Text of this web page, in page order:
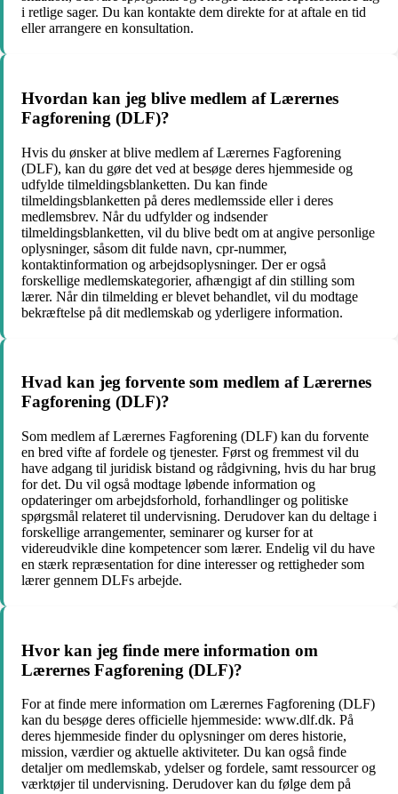
i retlige sager. Du kan kontakte dem direkte for at aftale en tid
eller arrangere en konsultation.
Hvordan kan jeg blive medlem af Lærernes
Fagforening (DLF)?
Hvis du ønsker at blive medlem af Lærernes Fagforening
(DLF), kan du gøre det ved at besøge deres hjemmeside og
udfylde tilmeldingsblanketten. Du kan finde
tilmeldingsblanketten på deres medlemsside eller i deres
medlemsbrev. Når du udfylder og indsender
tilmeldingsblanketten, vil du blive bedt om at angive personlige
oplysninger, såsom dit fulde navn, cpr-nummer,
kontaktinformation og arbejdsoplysninger. Der er også
forskellige medlemskategorier, afhængigt af din stilling som
lærer. Når din tilmelding er blevet behandlet, vil du modtage
bekræftelse på dit medlemskab og yderligere information.
Hvad kan jeg forvente som medlem af Lærernes
Fagforening (DLF)?
Som medlem af Lærernes Fagforening (DLF) kan du forvente
en bred vifte af fordele og tjenester. Først og fremmest vil du
have adgang til juridisk bistand og rådgivning, hvis du har brug
for det. Du vil også modtage løbende information og
opdateringer om arbejdsforhold, forhandlinger og politiske
spørgsmål relateret til undervisning. Derudover kan du deltage i
forskellige arrangementer, seminarer og kurser for at
videreudvikle dine kompetencer som lærer. Endelig vil du have
en stærk repræsentation for dine interesser og rettigheder som
lærer gennem DLFs arbejde.
Hvor kan jeg finde mere information om
Lærernes Fagforening (DLF)?
For at finde mere information om Lærernes Fagforening (DLF)
kan du besøge deres officielle hjemmeside: www.dlf.dk. På
deres hjemmeside finder du oplysninger om deres historie,
mission, værdier og aktuelle aktiviteter. Du kan også finde
detaljer om medlemskab, ydelser og fordele, samt ressourcer og
værktøjer til undervisning. Derudover kan du følge dem på